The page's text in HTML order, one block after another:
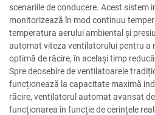
scenariile de conducere. Acest sistem
monitorizează în mod continuu
temperatura aerului ambiental și
automat viteza ventilatorului pentru a
optimă de răcire, în același timp
Spre deosebire de ventilatoarele
funcționează la capacitate maximă
răcire, ventilatorul automat avansat
funcționarea în funcție de cerințele